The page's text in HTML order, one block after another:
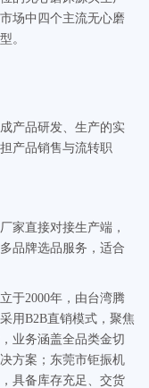
场中四个主流无心磨
。
产品研发、生产的实
产品销售与流转职
家直接对接生产端，
品牌选品服务，适合
于2000年，由台湾腾
用B2B直销模式，聚焦
业务涵盖全品类金切
方案；东莞市钜振机
具备库存充足、交货